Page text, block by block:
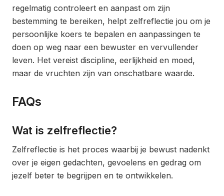
regelmatig controleert en aanpast om zijn
bestemming te bereiken, helpt zelfreflectie jou om je
persoonlijke koers te bepalen en aanpassingen te
doen op weg naar een bewuster en vervullender
leven. Het vereist discipline, eerlijkheid en moed,
maar de vruchten zijn van onschatbare waarde.
FAQs
Wat is zelfreflectie?
Zelfreflectie is het proces waarbij je bewust nadenkt
over je eigen gedachten, gevoelens en gedrag om
jezelf beter te begrijpen en te ontwikkelen.